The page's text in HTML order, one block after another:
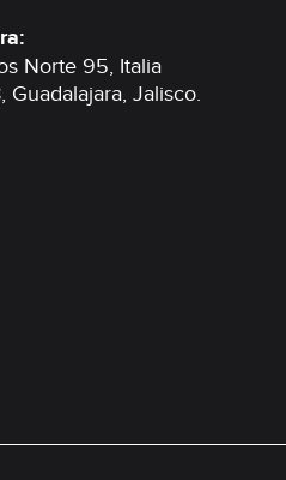
Norte 95, Italia
Guadalajara, Jalisco.